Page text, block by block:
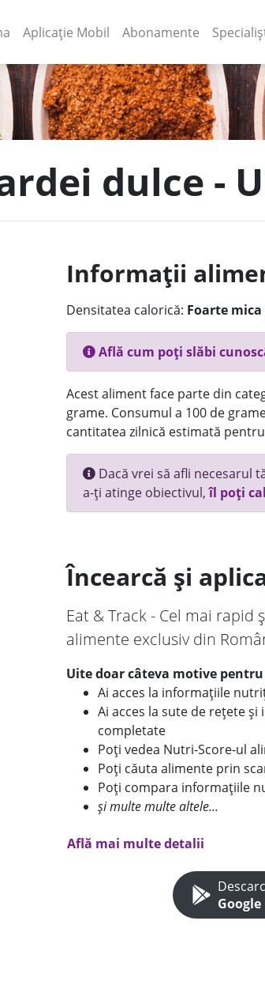
(current)
Aplicație Mobil (current)
Abonamente
dulce -
Informații
Densitatea calorică: Foarte mica
Află cum poți slăbi
Acest aliment face parte din
grame. Consumul a 100 de
cantitatea zilnică estimată
Dacă vrei să afli necesarul
a-ți atinge obiectivul,îl poți
Încearcă și
Eat & Track - Cel mai
alimente exclusiv din
Uite doar câteva motive
Ai acces la informațiile
Ai acces la sute de rețete
completate
Poți vedea Nutri-Score-ul
Poți căuta alimente prin
Poți compara informațiile
și multe multe altele...
Află mai multe detalii
Google